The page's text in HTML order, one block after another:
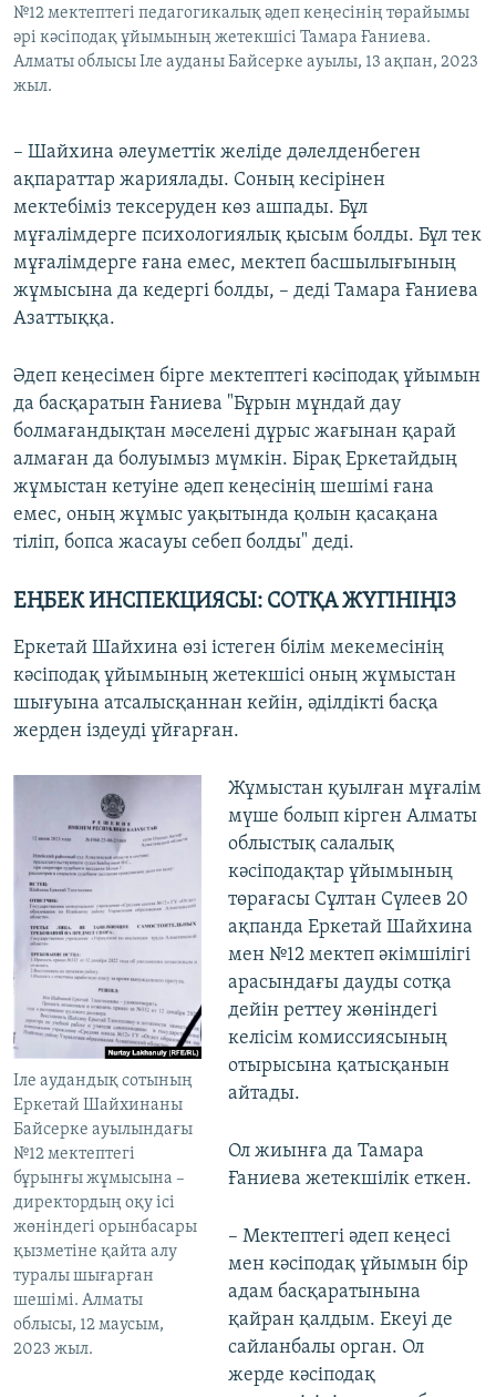
№12 мектептегі педагогикалық әдеп кеңесінің төрайымы
әрі кәсіподақ ұйымының жетекшісі Тамара Ғаниева.
Алматы облысы Іле ауданы Байсерке ауылы, 13 ақпан, 2023
жыл.
– Шайхина әлеуметтік желіде дәлелденбеген
ақпараттар жариялады. Соның кесірінен
мектебіміз тексеруден көз ашпады. Бұл
мұғалімдерге психологиялық қысым болды. Бұл тек
мұғалімдерге ғана емес, мектеп басшылығының
жұмысына да кедергі болды, – деді Тамара Ғаниева
Азаттыққа.
Әдеп кеңесімен бірге мектептегі кәсіподақ ұйымын
да басқаратын Ғаниева "Бұрын мұндай дау
болмағандықтан мәселені дұрыс жағынан қарай
алмаған да болуымыз мүмкін. Бірақ Еркетайдың
жұмыстан кетуіне әдеп кеңесінің шешімі ғана
емес, оның жұмыс уақытында қолын қасақана
тіліп, бопса жасауы себеп болды" деді.
ЕҢБЕК ИНСПЕКЦИЯСЫ: СОТҚА ЖҮГІНІҢІЗ
Еркетай Шайхина өзі істеген білім мекемесінің
кәсіподақ ұйымының жетекшісі оның жұмыстан
шығуына атсалысқаннан кейін, әділдікті басқа
жерден іздеуді ұйғарған.
Іле аудандық сотының
Еркетай Шайхинаны
Байсерке ауылындағы
№12 мектептегі
бұрынғы жұмысына –
директордың оқу ісі
жөніндегі орынбасары
қызметіне қайта алу
туралы шығарған
шешімі. Алматы
облысы, 12 маусым,
2023 жыл.
Жұмыстан қуылған мұғалім
мүше болып кірген Алматы
облыстық салалық
кәсіподақтар ұйымының
төрағасы Сұлтан Сүлеев 20
ақпанда Еркетай Шайхина
мен №12 мектеп әкімшілігі
арасындағы дауды сотқа
дейін реттеу жөніндегі
келісім комиссиясының
отырысына қатысқанын
айтады.
Ол жиынға да Тамара
Ғаниева жетекшілік еткен.
– Мектептегі әдеп кеңесі
мен кәсіподақ ұйымын бір
адам басқаратынына
қайран қалдым. Екеуі де
сайланбалы орган. Ол
жерде кәсіподақ